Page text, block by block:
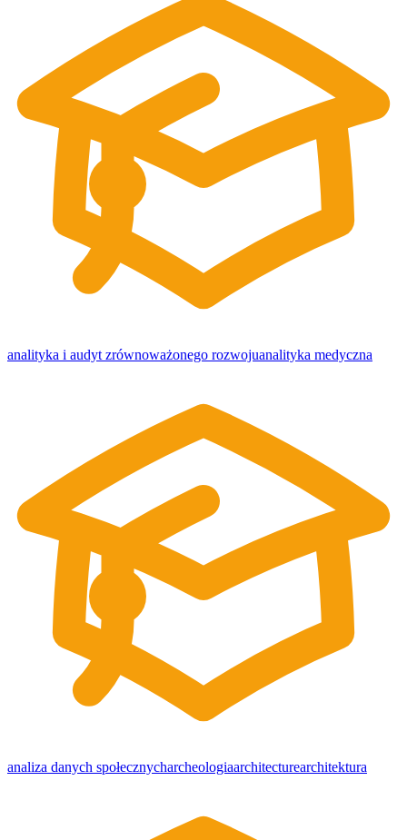
analityka i audyt zrównoważonego rozwojuanalityka medyczna
analiza danych społecznycharcheologiaarchitecturearchitektura